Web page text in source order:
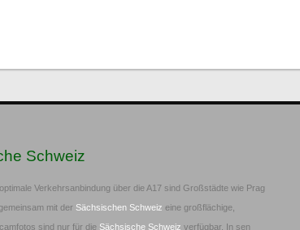
Schweiz
Verkehrsanbindung über die A17 sind Großstädte wie Prag
mit der Sächsischen Schweiz eine großflächige,
sind nur für die Sächsische Schweiz verfügbar. In sen